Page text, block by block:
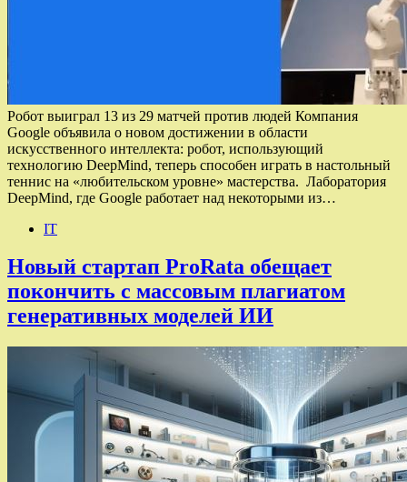
Робот выиграл 13 из 29 матчей против людей Компания
Google объявила о новом достижении в области
искусственного интеллекта: робот, использующий
технологию DeepMind, теперь способен играть в настольный
теннис на «любительском уровне» мастерства. Лаборатория
DeepMind, где Google работает над некоторыми из…
IT
Новый стартап ProRata обещает
покончить с массовым плагиатом
генеративных моделей ИИ